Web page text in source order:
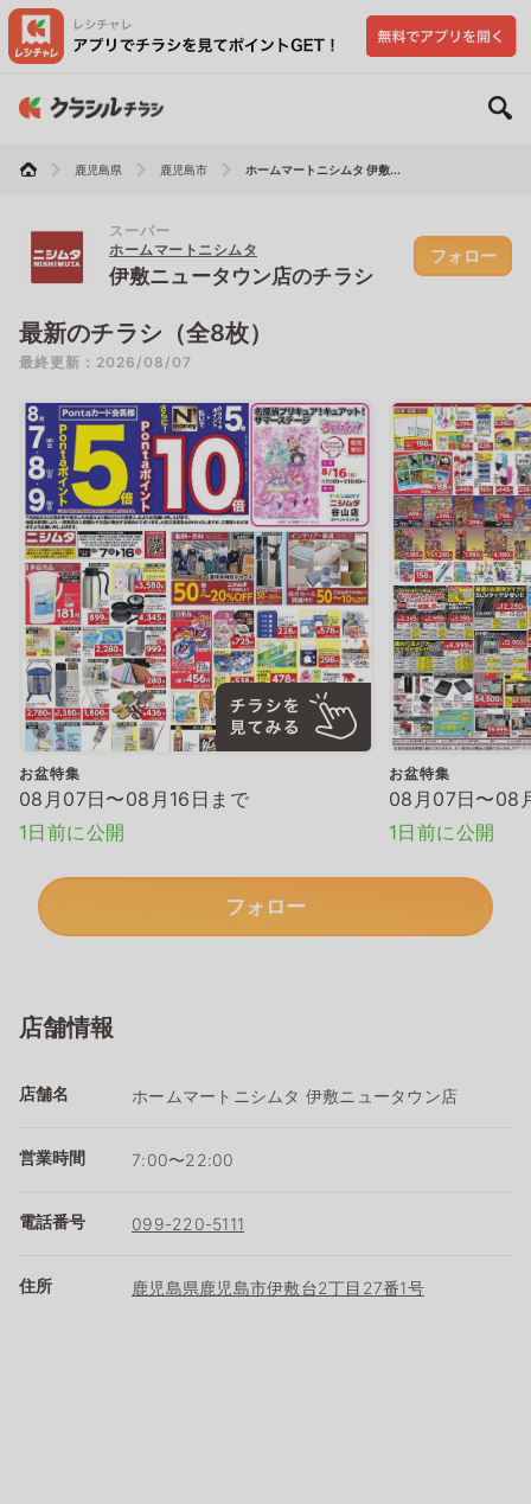
鹿児島県 鹿児島市 ホームマートニシムタ 伊敷...
スーパー
ホームマートニシムタ
伊敷ニュータウン店のチラシ
フォロー
最新のチラシ（全8枚）
最終更新：2026/08/07
お盆特集
08月07日〜08月16日まで
1日前に公開
お盆特集
08月07日〜08
1日前に公開
フォロー
店舗情報
店舗名 ホームマートニシムタ 伊敷ニュータウン店
営業時間 7:00〜22:00
電話番号 099-220-5111
住所 鹿児島県鹿児島市伊敷台2丁目27番1号